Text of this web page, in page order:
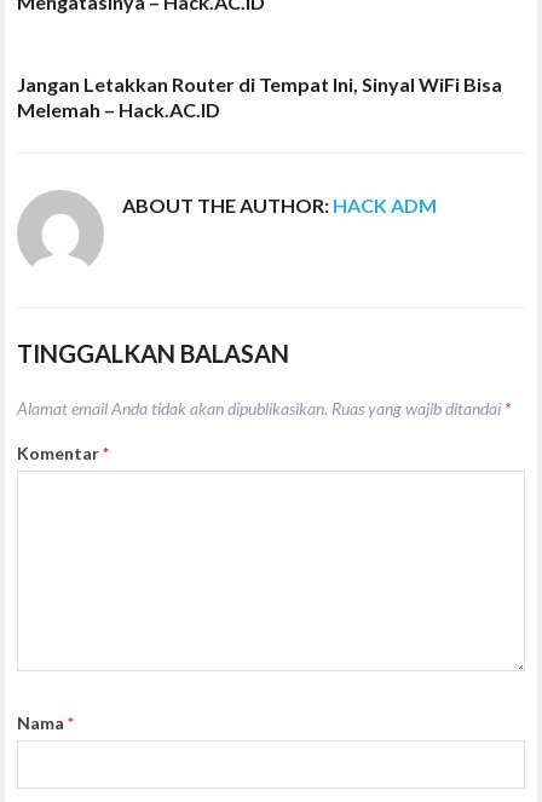
Jangan Letakkan Router di Tempat Ini, Sinyal WiFi Bisa
Melemah – Hack.AC.ID
ABOUT THE AUTHOR: HACK ADM
TINGGALKAN BALASAN
Alamat email Anda tidak akan dipublikasikan. Ruas yang wajib ditandai *
Komentar*
Nama*